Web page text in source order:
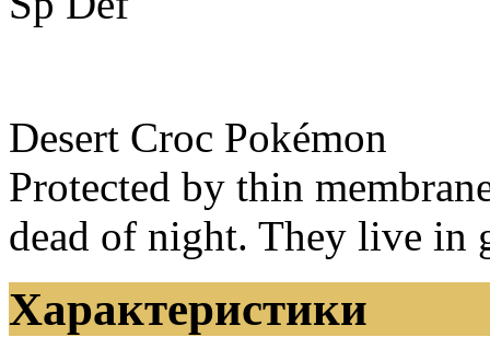
Desert Croc Pokémon
Protected by thin
dead of night. They live in
Характеристики